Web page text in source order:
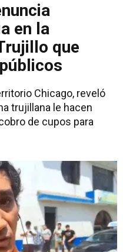
en la
que
Chicago, reveló
trujillana le hacen
de cupos para